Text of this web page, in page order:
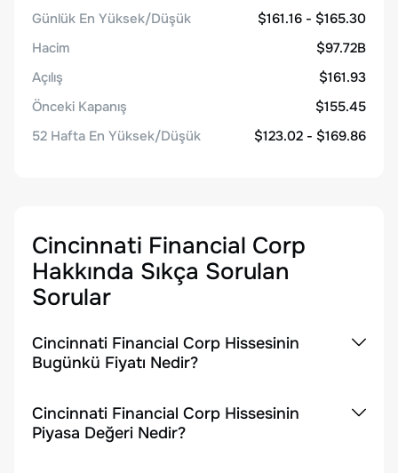
Günlük En Yüksek/Düşük
$161.16 - $165.30
Hacim
$97.72B
Açılış
$161.93
Önceki Kapanış
$155.45
52 Hafta En Yüksek/Düşük
$123.02 - $169.86
Cincinnati Financial Corp
Hakkında Sıkça Sorulan
Sorular
Cincinnati Financial Corp Hissesinin
Bugünkü Fiyatı Nedir?
Cincinnati Financial Corp Hissesinin
Piyasa Değeri Nedir?